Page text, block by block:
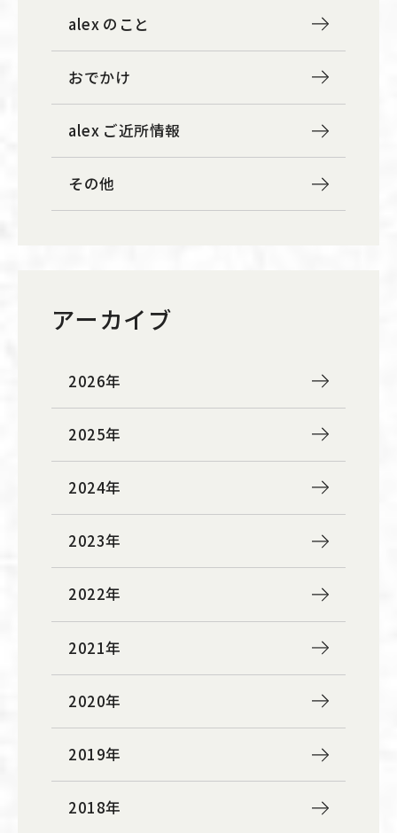
alex のこと
おでかけ
alex ご近所情報
その他
アーカイブ
2026年
2025年
2024年
2023年
2022年
2021年
2020年
2019年
2018年